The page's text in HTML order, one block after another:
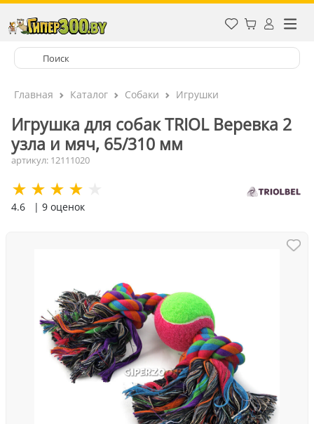
Главная Каталог Собаки Игрушки
Игрушка для собак TRIOL Веревка 2
узла и мяч, 65/310 мм
артикул: 12111020
4.6 | 9 оценок